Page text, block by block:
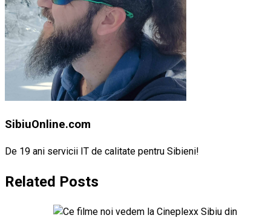
SibiuOnline.com
De 19 ani servicii IT de calitate pentru Sibieni!
Related Posts